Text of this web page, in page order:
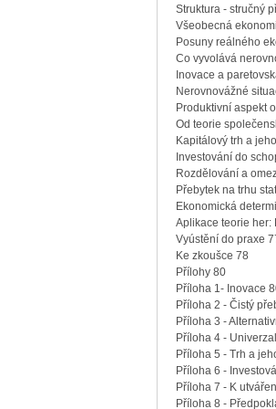
Struktura - stručný
Všeobecná
Posuny reálného
Co vyvolává
Inovace a
Nerovnovážné
Produktivní aspekt
Od teorie
Kapitálový trh a
Investování do
Rozdělování a
Přebytek na trhu
Ekonomická
Aplikace teorie her:
Vyústění do praxe
Ke zkoušce 78
Přílohy 80
Příloha 1- Inovace
Příloha 2 - Čistý
Příloha 3 -
Příloha 4 -
Příloha 5 - Trh a
Příloha 6 -
Příloha 7 - K
Příloha 8 -